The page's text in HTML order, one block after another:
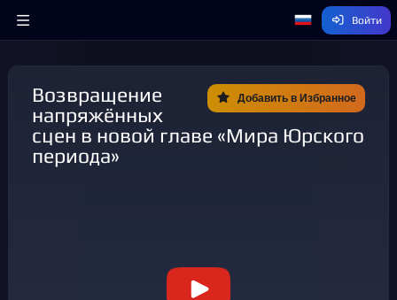
Войти
Добавить в Избранное
Возвращение
напряжённых
сцен в новой главе «Мира Юрского
периода»